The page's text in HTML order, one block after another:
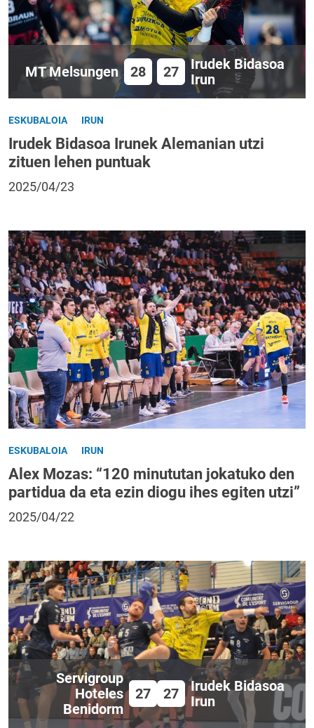
MT Melsungen 28 27
Irudek Bidasoa
Irun
ESKUBALOIA IRUN
Irudek Bidasoa Irunek Alemanian utzi
zituen lehen puntuak
2025/04/23
ESKUBALOIA IRUN
Alex Mozas: “120 minututan jokatuko den
partidua da eta ezin diogu ihes egiten utzi”
2025/04/22
Servigroup
Hoteles
Benidorm
27 27
Irudek Bidasoa
Irun